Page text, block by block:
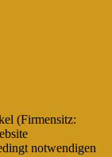
(Firmensitz:
notwendigen